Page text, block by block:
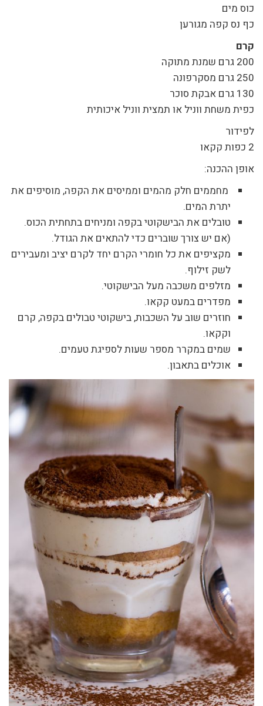
כוס מים
כף נס קפה מגורען
קרם
200 גרם שמנת מתוקה
250 גרם מסקרפונה
130 גרם אבקת סוכר
כפית משחת ווניל או תמצית ווניל איכותית
לפידור
2 כפות קקאו
אופן ההכנה:
מחממים חלק מהמים וממיסים את הקפה, מוסיפים את
יתרת המים.
טובלים את הבישקוטי בקפה ומניחים בתחתית הכוס.
(אם יש צורך שוברים כדי להתאים את הגודל.
מקציפים את כל חומרי הקרם יחד לקרם יציב ומעבירים
לשק זילוף.
מזלפים משכבה מעל הבישקוטי.
מפדרים במעט קקאו.
חוזרים שוב על השכבות, בישקוטי טבולים בקפה, קרם
וקקאו.
שמים במקרר מספר שעות לספיגת טעמים.
אוכלים בתאבון.